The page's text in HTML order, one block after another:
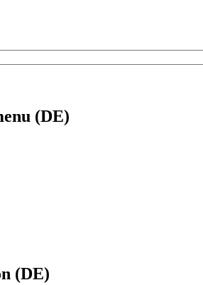
(DE)
(DE)